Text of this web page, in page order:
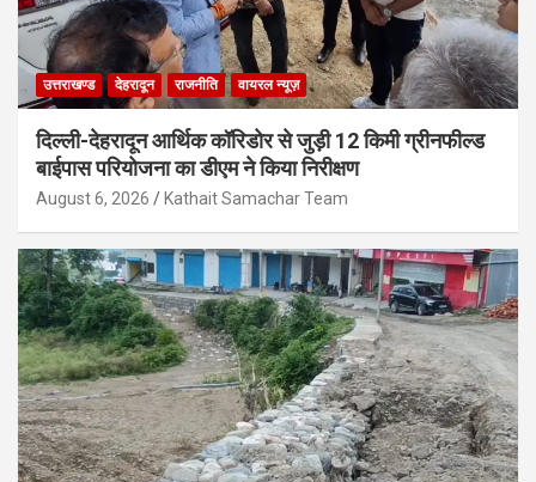
उत्तराखण्ड देहरादून राजनीति वायरल न्यूज़
दिल्ली-देहरादून आर्थिक कॉरिडोर से जुड़ी 12 किमी ग्रीनफील्ड
बाईपास परियोजना का डीएम ने किया निरीक्षण
August 6, 2026 Kathait Samachar Team